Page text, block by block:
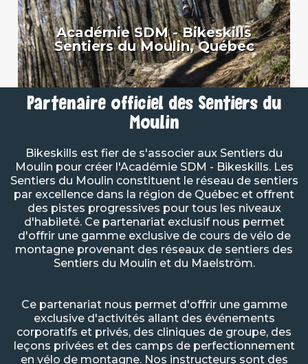
Académie SDM - Bikeskills
Sentiers du Moulin, Québec
Partenaire officiel des Sentiers du
Moulin
Bikeskills est fier de s'associer aux Sentiers du
Moulin pour créer l'Académie SDM - Bikeskills. Les
Sentiers du Moulin constituent le réseau de sentiers
par excellence dans la région de Québec et offrent
des pistes progressives pour tous les niveaux
d'habileté. Ce partenariat exclusif nous permet
d'offrir une gamme exclusive de cours de vélo de
montagne provenant des réseaux de sentiers des
Sentiers du Moulin et du Maelström.
Ce partenariat nous permet d'offrir une gamme
exclusive d'activités allant des événements
corporatifs et privés, des cliniques de groupe, des
leçons privées et des camps de perfectionnement
en vélo de montagne. Nos instructeurs sont des